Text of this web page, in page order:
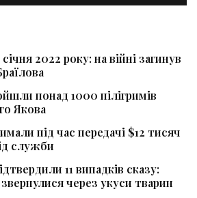
2022 року: на війні загинув
понад 1000 пілігримів
Якова
під час передачі $12 тисяч
служби
11 випадків сказу:
через укуси тварин